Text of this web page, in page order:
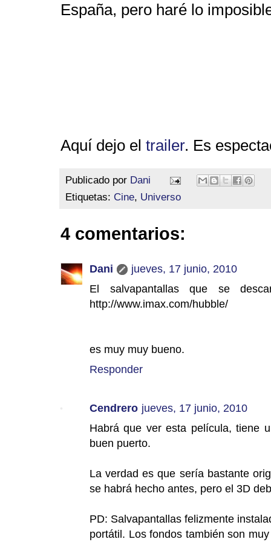
España, pero haré lo
Aquí dejo el trailer. Es
Publicado por Dani
Etiquetas: Cine, Universo
4 comentarios:
Dani
jueves, 17 junio, 2010
El salvapantallas que se
http://www.imax.com/hubble/
es muy muy bueno.
Responder
Cendrero jueves, 17 junio, 2010
Habrá que ver esta película, tiene
buen puerto.
La verdad es que sería bastante
se habrá hecho antes, pero el 3D
PD: Salvapantallas felizmente
portátil. Los fondos también son